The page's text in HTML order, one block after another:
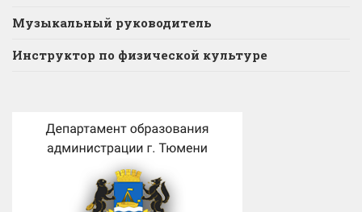
Музыкальный руководитель
Инструктор по физической культуре